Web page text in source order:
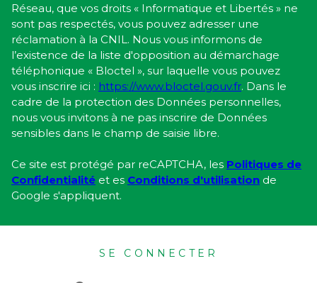
Réseau, que vos droits « Informatique et Libertés » ne
sont pas respectés, vous pouvez adresser une
réclamation à la CNIL. Nous vous informons de
l’existence de la liste d'opposition au démarchage
téléphonique « Bloctel », sur laquelle vous pouvez
vous inscrire ici : https://www.bloctel.gouv.fr. Dans le
cadre de la protection des Données personnelles,
nous vous invitons à ne pas inscrire de Données
sensibles dans le champ de saisie libre.
Ce site est protégé par reCAPTCHA, les Politiques de
Confidentialité et es Conditions d'utilisation de
Google s'appliquent.
SE CONNECTER